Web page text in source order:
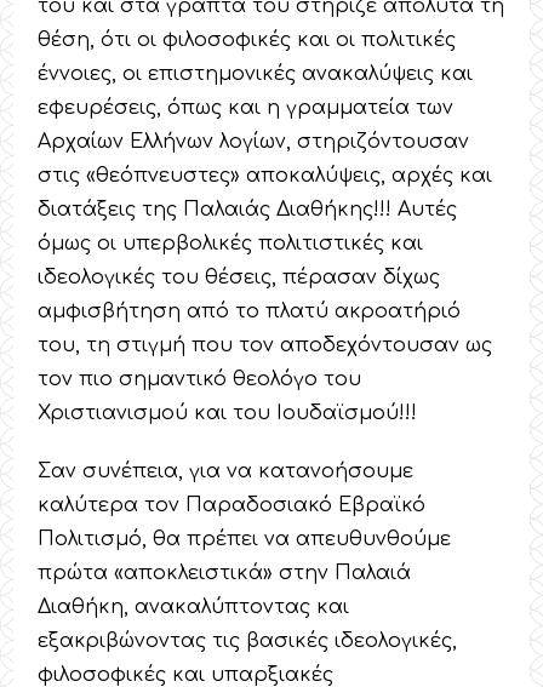
του και στα γραπτά του στήριζε απόλυτα τη
θέση, ότι οι φιλοσοφικές και οι πολιτικές
έννοιες, οι επιστημονικές ανακαλύψεις και
εφευρέσεις, όπως και η γραμματεία των
Αρχαίων Ελλήνων λογίων, στηριζόντουσαν
στις «θεόπνευστες» αποκαλύψεις, αρχές και
διατάξεις της Παλαιάς Διαθήκης!!! Αυτές
όμως οι υπερβολικές πολιτιστικές και
ιδεολογικές του θέσεις, πέρασαν δίχως
αμφισβήτηση από το πλατύ ακροατήριό
του, τη στιγμή που τον αποδεχόντουσαν ως
τον πιο σημαντικό θεολόγο του
Χριστιανισμού και του Ιουδαϊσμού!!!
Σαν συνέπεια, για να κατανοήσουμε
καλύτερα τον Παραδοσιακό Εβραϊκό
Πολιτισμό, θα πρέπει να απευθυνθούμε
πρώτα «αποκλειστικά» στην Παλαιά
Διαθήκη, ανακαλύπτοντας και
εξακριβώνοντας τις βασικές ιδεολογικές,
φιλοσοφικές και υπαρξιακές